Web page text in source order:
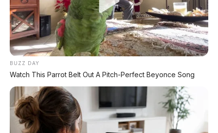
#CheryQQ3 #CheryQQ3EV #MobilListrik
© 2026 AP Motor – Chery QQ3 EV ludes 27.319 unit dalam 3 jam
pre-order. Jarak 401 km, layar 15,6 inci Snapdragon 8155,
bagasi 1.450 liter. Sumber: Chery, media China.
BUZZ DAY
Watch This Parrot Belt Out A Pitch-Perfect Beyonce Song